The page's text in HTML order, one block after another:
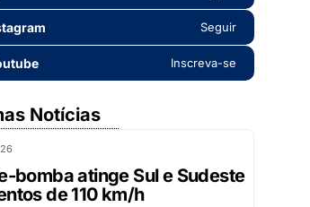
Seguir
Inscreva-se
Notícias
bomba atinge Sul e Sudeste
de 110 km/h